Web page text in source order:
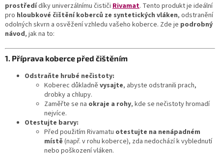
prostředídíky univerzálnímu čističi Rivamat. Tento produkt je ideální
pro hloubkové čištění koberců ze syntetických vláken, odstranění
odolných skvrn a osvěžení vzhledu vašeho koberce. Zde je podrobný
návod, jak na to:
1. Příprava koberce před čištěním
Odstraňte hrubé nečistoty:
Koberec důkladně vysajte, abyste odstranili prach,
drobky a chlupy.
Zaměřte se na okraje a rohy, kde se nečistoty hromadí
nejvíce.
Otestujte barvy:
Před použitím Rivamatu otestujte na nenápadném
místě (např. v rohu koberce), zda nedochází k vyblednutí
nebo poškození vláken.